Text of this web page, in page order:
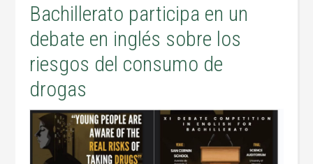
Bachillerato participa en un
debate en inglés sobre los
riesgos del consumo de
drogas